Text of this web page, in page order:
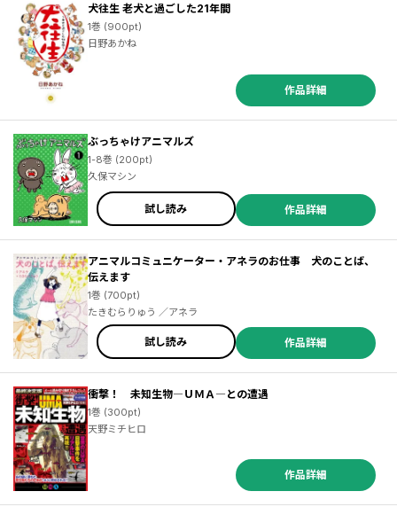
犬往生 老犬と過ごした21年間
1巻 (900pt)
日野あかね
作品詳細
ぶっちゃけアニマルズ
1-8巻 (200pt)
久保マシン
試し読み 作品詳細
アニマルコミュニケーター・アネラのお仕事 犬のことば、
伝えます
1巻 (700pt)
たきむらりゅう ／アネラ
試し読み 作品詳細
衝撃！ 未知生物―ＵＭＡ―との遭遇
1巻 (300pt)
天野ミチヒロ
作品詳細